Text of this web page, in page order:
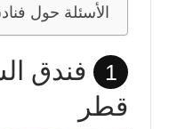
الأسئلة حول
1
فندق
قطر